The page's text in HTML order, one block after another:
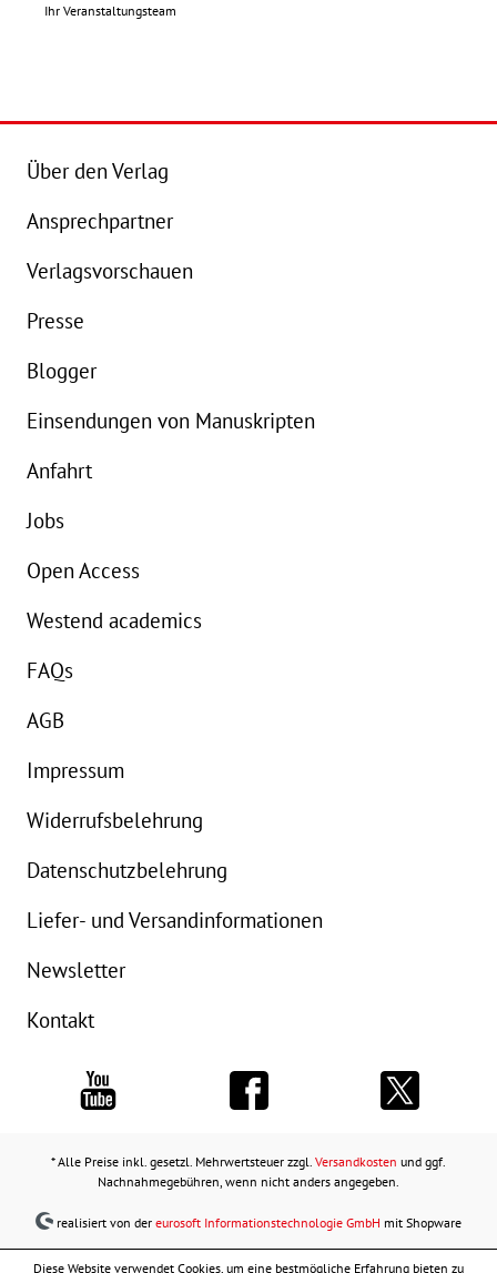
Ihr Veranstaltungsteam
Über den Verlag
Ansprechpartner
Verlagsvorschauen
Presse
Blogger
Einsendungen von Manuskripten
Anfahrt
Jobs
Open Access
Westend academics
FAQs
AGB
Impressum
Widerrufsbelehrung
Datenschutzbelehrung
Liefer- und Versandinformationen
Newsletter
Kontakt
* Alle Preise inkl. gesetzl. Mehrwertsteuer zzgl. Versandkosten und ggf.
Nachnahmegebühren, wenn nicht anders angegeben.
realisiert von dereurosoft Informationstechnologie GmbH mit Shopware
Diese Website verwendet Cookies, um eine bestmögliche Erfahrung bieten zu